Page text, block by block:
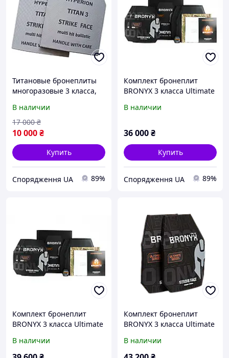
Титановые бронеплиты
многоразовые 3 класса,
попадание очередями)
В наличии
10 000₴
17 000 ₴
Купить
Спорядження UA 89%
Комплект бронеплит
BRONYX 3 класса Ultimate
В наличии
36 000₴
Купить
Спорядження UA 89%
Комплект бронеплит
BRONYX 3 класса Ultimate
В наличии
Комплект бронеплит
BRONYX 3 класса Ultimate
В наличии